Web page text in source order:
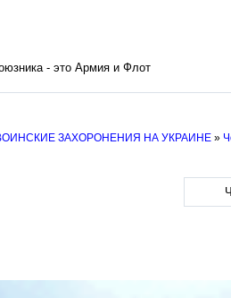
- это Армия и Флот
ЗАХОРОНЕНИЯ НА УКРАИНЕ »